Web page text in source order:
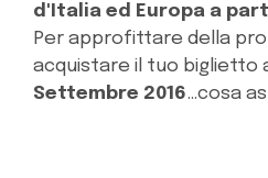
d'Italia ed Europa a
Per approfittare della
acquistare il tuo biglietto
Settembre 2016…cosa